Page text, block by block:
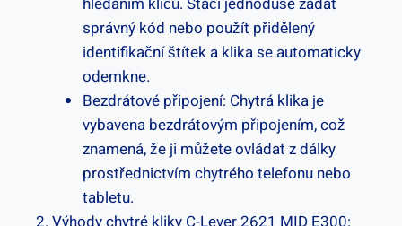
správný⁣ kód nebo použít přidělený
identifikační štítek a klika se automaticky
odemkne.
Bezdrátové připojení: Chytrá klika‌ je
vybavena bezdrátovým připojením, což
znamená, že ⁤ji můžete ovládat z dálky
prostřednictvím chytrého telefonu nebo
tabletu.